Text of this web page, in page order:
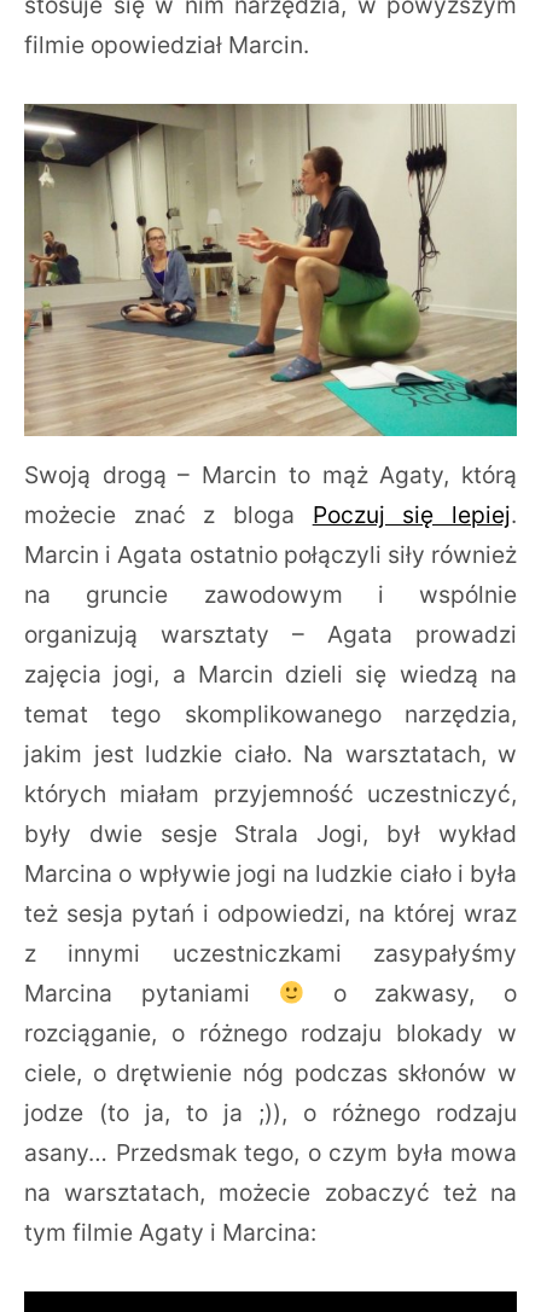
filmie opowiedział Marcin.
Swoją drogą – Marcin to mąż Agaty, którą
możecie znać z bloga Poczuj się lepiej.
Marcin i Agata ostatnio połączyli siły również
na gruncie zawodowym i wspólnie
organizują warsztaty – Agata prowadzi
zajęcia jogi, a Marcin dzieli się wiedzą na
temat tego skomplikowanego narzędzia,
jakim jest ludzkie ciało. Na warsztatach, w
których miałam przyjemność uczestniczyć,
były dwie sesje Strala Jogi, był wykład
Marcina o wpływie jogi na ludzkie ciało i była
też sesja pytań i odpowiedzi, na której wraz
z innymi uczestniczkami zasypałyśmy
Marcina pytaniami
o zakwasy, o
rozciąganie, o różnego rodzaju blokady w
ciele, o drętwienie nóg podczas skłonów w
jodze (to ja, to ja ;)), o różnego rodzaju
asany… Przedsmak tego, o czym była mowa
na warsztatach, możecie zobaczyć też na
tym filmie Agaty i Marcina: